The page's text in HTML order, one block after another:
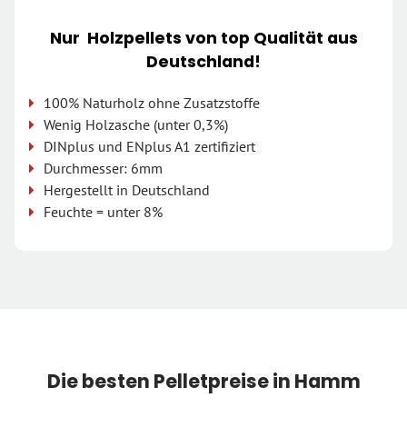
Nur Holzpellets von top Qualität aus
Deutschland!
100% Naturholz ohne Zusatzstoffe
Wenig Holzasche (unter 0,3%)
DINplus und ENplus A1 zertifiziert
Durchmesser: 6mm
Hergestellt in Deutschland
Feuchte = unter 8%
Die besten Pelletpreise in Hamm